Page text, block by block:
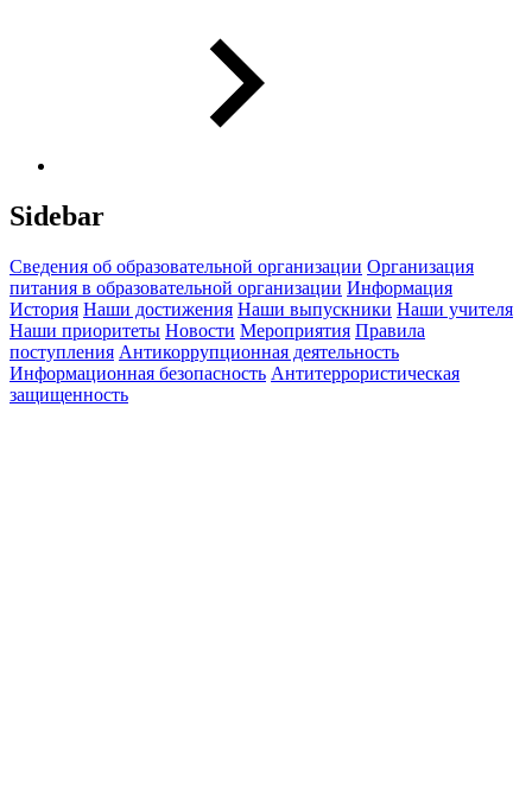
Sidebar
Сведения об образовательной организации Организация
питания в образовательной организации Информация
История Наши достижения Наши выпускники Наши учителя
Наши приоритеты Новости Мероприятия Правила
поступления Антикоррупционная деятельность
Информационная безопасность Антитеррористическая
защищенность